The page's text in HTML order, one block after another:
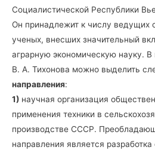
Социалистической Республики
Он принадлежит к числу ведущих
ученых, внесших значительный
аграрную экономическую науку.
В. А. Тихонова можно выделить
направления:
1) научная организация
применения техники в
производстве СССР.
направления является